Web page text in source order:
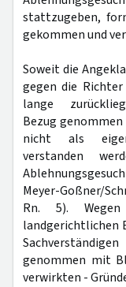
stattzugeben,
gekommen und
Soweit die
gegen die
lange
Bezug
nicht als
verstanden
Meyer-Goßner/
Rn. 5).
landgerichtlichen
genommen mit
verwirkten -